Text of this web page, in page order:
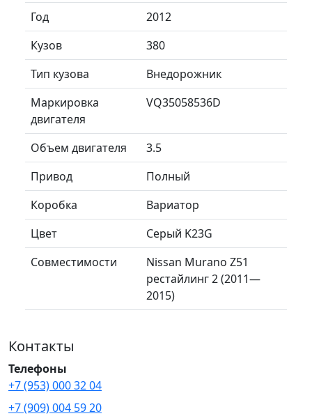
Год
2012
Кузов
380
Тип кузова
Внедорожник
Маркировка
двигателя
VQ35058536D
Объем двигателя
3.5
Привод
Полный
Коробка
Вариатор
Цвет
Серый K23G
Совместимости
Nissan Murano Z51
рестайлинг 2 (2011—
2015)
Контакты
Телефоны
+7 (953) 000 32 04
+7 (909) 004 59 20